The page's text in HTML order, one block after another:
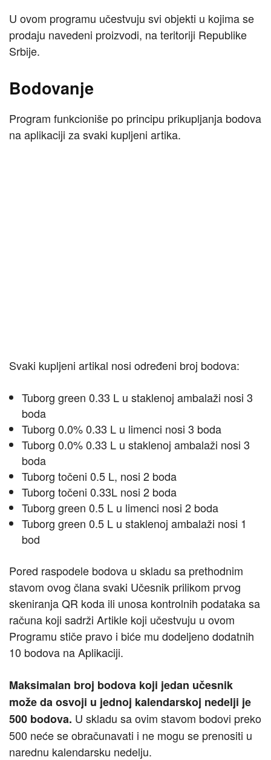
U ovom programu učestvuju svi objekti u kojima se
prodaju navedeni proizvodi, na teritoriji Republike
Srbije.
Bodovanje
Program funkcioniše po principu prikupljanja bodova
na aplikaciji za svaki kupljeni artika.
Svaki kupljeni artikal nosi određeni broj bodova:
Tuborg green 0.33 L u staklenoj ambalaži nosi 3
boda
Tuborg 0.0% 0.33 L u limenci nosi 3 boda
Tuborg 0.0% 0.33 L u staklenoj ambalaži nosi 3
boda
Tuborg točeni 0.5 L, nosi 2 boda
Tuborg točeni 0.33L nosi 2 boda
Tuborg green 0.5 L u limenci nosi 2 boda
Tuborg green 0.5 L u staklenoj ambalaži nosi 1
bod
Pored raspodele bodova u skladu sa prethodnim
stavom ovog člana svaki Učesnik prilikom prvog
skeniranja QR koda ili unosa kontrolnih podataka sa
računa koji sadrži Artikle koji učestvuju u ovom
Programu stiče pravo i biće mu dodeljeno dodatnih
10 bodova na Aplikaciji.
Maksimalan broj bodova koji jedan učesnik
može da osvoji u jednoj kalendarskoj nedelji je
500 bodova. U skladu sa ovim stavom bodovi preko
500 neće se obračunavati i ne mogu se prenositi u
narednu kalendarsku nedelju.